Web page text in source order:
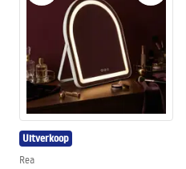
Uitverkoop
Rea